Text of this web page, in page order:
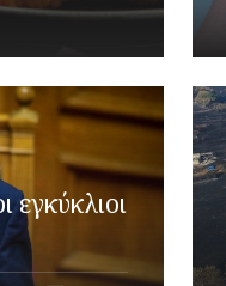
εγκύκλιοι